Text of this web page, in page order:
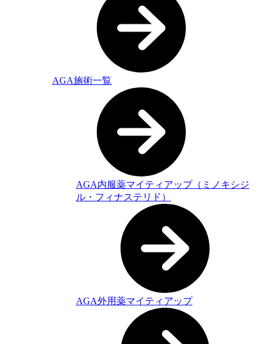
AGA施術一覧
AGA内服薬マイティアップ（ミノキシジ
ル・フィナステリド）
AGA外用薬マイティアップ